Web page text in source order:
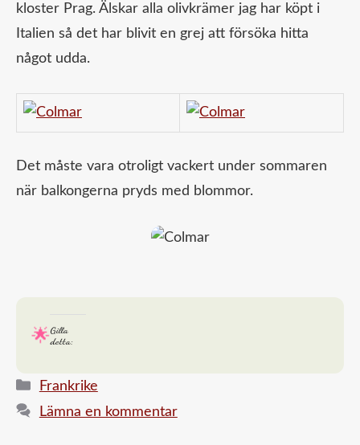
kloster Prag. Älskar alla olivkrämer jag har köpt i
Italien så det har blivit en grej att försöka hitta
något udda.
Det måste vara otroligt vackert under sommaren
när balkongerna pryds med blommor.
Gilla
detta:
Kategorier
Frankrike
Lämna en kommentar